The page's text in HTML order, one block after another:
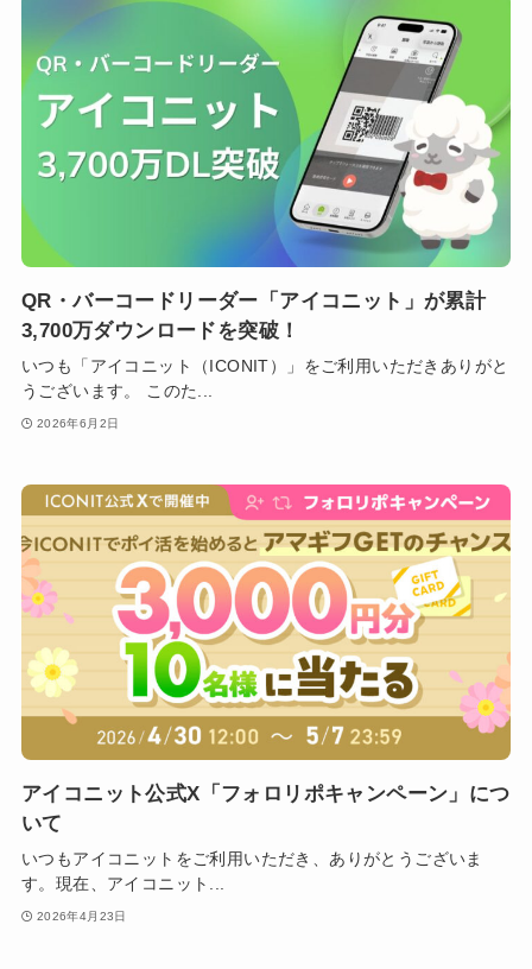
QR・バーコードリーダー「アイコニット」が累計
3,700万ダウンロードを突破！
いつも「アイコニット（ICONIT）」をご利用いただきありがと
うございます。 このた...
2026年6月2日
アイコニット公式X「フォロリポキャンペーン」につ
いて
いつもアイコニットをご利用いただき、ありがとうございま
す。現在、アイコニット...
2026年4月23日